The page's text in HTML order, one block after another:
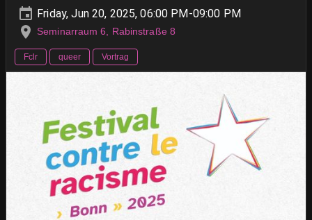
Friday, Jun 20, 2025, 06:00 PM-09:00 PM
Seminarraum 6, Rabinstraße 8
Fclr queer Vortrag